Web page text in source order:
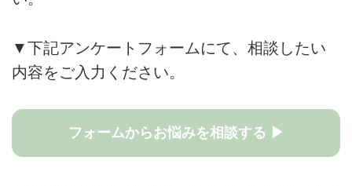
▼下記アンケートフォームにて、相談したい
内容をご入力ください。
フォームからお悩みを相談する ▶